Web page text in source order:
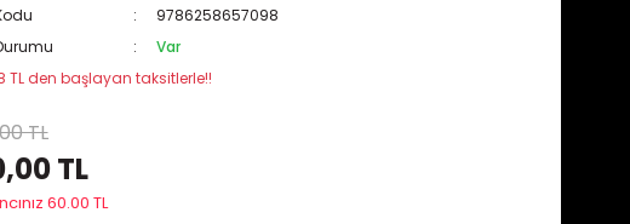
9786258657098
Var
TL den başlayan taksitlerle!!
TL
TL
60.00 TL